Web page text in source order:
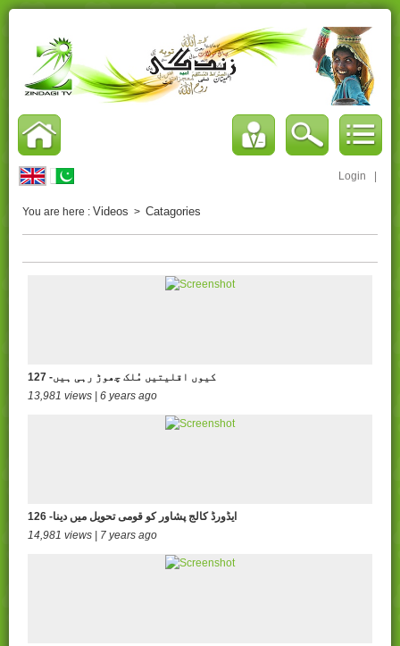
Login
You are here : Videos > Catagories
127 -کیوں اقلیتیں مُلک چھوڑ رہی ہیں
13,981 views | 6 years ago
126 -ایڈورڈ کالج پشاور کو قومی تحویل میں دینا
14,981 views | 7 years ago